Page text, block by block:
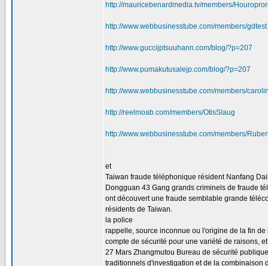
http://mauricebenardmedia.tv/members/
http://www.webbusinesstube.com/members/gdtest
http://www.guccijptsuuhann.com/blog/?p=207
http://www.pumakutusalejp.com/blog/?p=207
http://www.webbusinesstube.com/members/
http://reelmoab.com/members/OtisSlaug
http://www.webbusinesstube.com/members/
et
Taiwan fraude téléphonique résident Nanfang
Dongguan 43 Gang grands criminels de fraude
ont découvert une fraude semblable grande
résidents de Taiwan.
la police
rappelle, source inconnue ou l'origine de la fin
compte de sécurité pour une variété de raisons,
27 Mars Zhangmutou Bureau de sécurité
traditionnels d'investigation et de la combinaison